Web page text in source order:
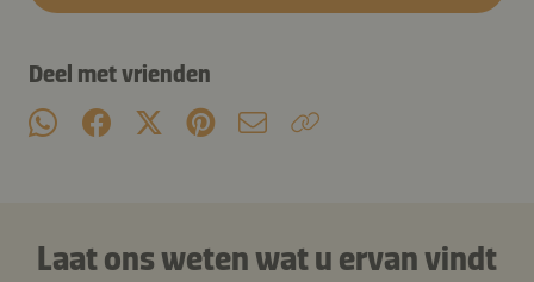
Deel met vrienden
Laat ons weten wat u ervan vindt